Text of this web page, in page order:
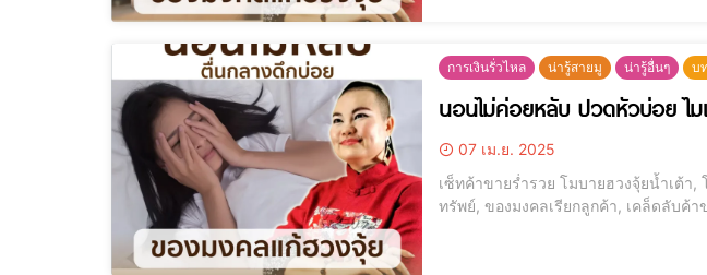
การเงินรั่วไหล น่ารู้สายมู น่ารู้อื่นๆ บ
นอนไม่ค่อยหลับ ปวดหัวบ่อย ไม
07 เม.ย. 2025
เซ็ทค้าขายร่ำรวย โมบายฮวงจุ้ยน้ำเต้า
ทรัพย์, ของมงคลเรียกลูกค้า, เคล็ดลับค้